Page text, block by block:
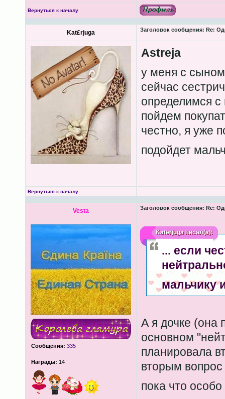
Вернуться к началу
Kat£rjuga Заголовок сообщения: Re:
Astreja
у меня с
сейчас
определимся с
пойдем
честно, я уже
подойдет
Вернуться к началу
Vesta Заголовок сообщения: Re:
Сообщения: 335
Награды: 14
Katerjugaписал(а):
... если
мальчику
А я дочке (она
основном
планировала
вторым вопрос
пока что